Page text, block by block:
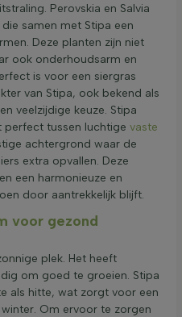
Perovskia en Salvia
samen met Stipa een
Deze planten zijn niet
ook onderhoudsarm en
is voor een siergras
van Stipa, ook bekend als
veelzijdige keuze. Stipa
perfect tussen luchtige vaste
achtergrond waar de
extra opvallen. Deze
een harmonieuze en
door aantrekkelijk blijft.
voor gezond
plek. Het heeft
om goed te groeien. Stipa
als hitte, wat zorgt voor een
Om ervoor te zorgen